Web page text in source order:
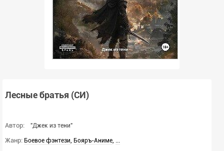
Лесные братья (СИ)
Автор: "Джек из тени"
Жанр: Боевое фэнтези, Бояръ-Аниме, ...